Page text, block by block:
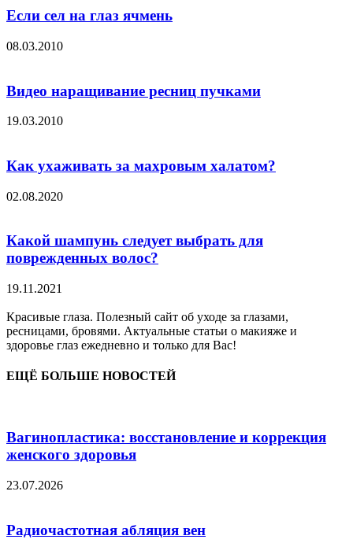
Если сел на глаз ячмень
08.03.2010
Видео наращивание ресниц пучками
19.03.2010
Как ухаживать за махровым халатом?
02.08.2020
Какой шампунь следует выбрать для
поврежденных волос?
19.11.2021
Красивые глаза. Полезный сайт об уходе за глазами,
ресницами, бровями. Актуальные статьи о макияже и
здоровье глаз ежедневно и только для Вас!
ЕЩЁ БОЛЬШЕ НОВОСТЕЙ
Вагинопластика: восстановление и коррекция
женского здоровья
23.07.2026
Радиочастотная абляция вен